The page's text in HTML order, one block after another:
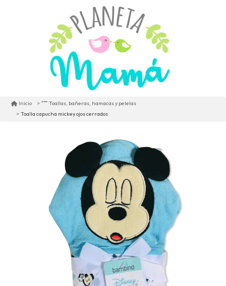
Inicio
Toallas, bañeras, hamacas y pelelas
Toalla capucha mickey ojos cerrados